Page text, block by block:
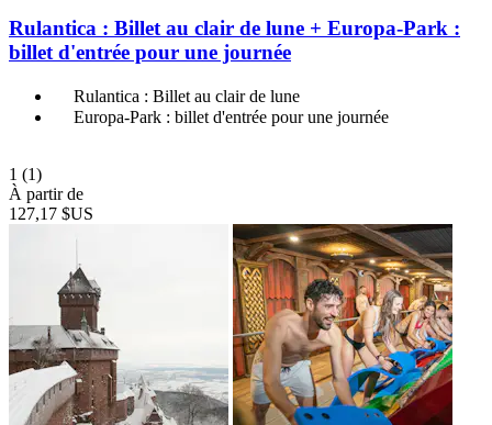
Rulantica : Billet au clair de lune + Europa-Park :
billet d'entrée pour une journée
Rulantica : Billet au clair de lune
Europa-Park : billet d'entrée pour une journée
1 (1)
À partir de
127,17 $US